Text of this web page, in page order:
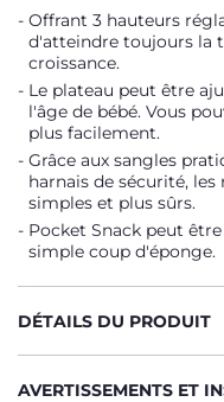
Offrant 3 hauteurs
d'atteindre toujours la
croissance.
Le plateau peut être
l'âge de bébé. Vous
plus facilement.
Grâce aux sangles
harnais de sécurité,
simples et plus sûrs.
Pocket Snack peut
simple coup d'éponge.
DÉTAILS DU PRODUIT
AVERTISSEMENTS ET